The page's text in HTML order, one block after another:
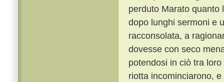
perduto Marato quanto
dopo lunghi sermoni e
racconsolata, a
dovesse con seco
potendosi in ciò tra
riotta incominciarono,